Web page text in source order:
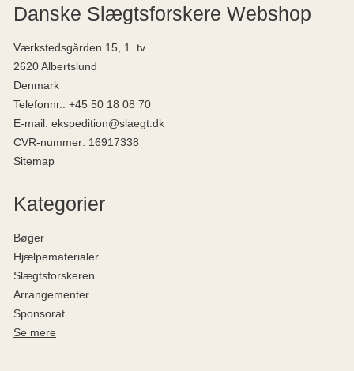
Danske Slægtsforskere Webshop
Værkstedsgården 15, 1. tv.
2620 Albertslund
Denmark
Telefonnr. : +45 50 18 08 70
E-mail: ekspedition@slaegt.dk
CVR-nummer: 16917338
Sitemap
Kategorier
Bøger
Hjælpematerialer
Slægtsforskeren
Arrangementer
Sponsorat
Se mere